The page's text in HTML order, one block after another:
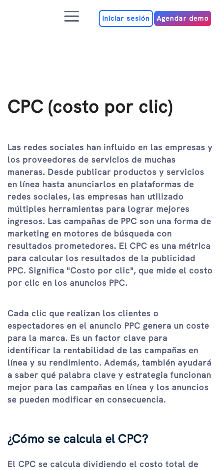
MenúIniciar sesión Agendar demo
CPC (costo por clic)
Las redes sociales han influido en las empresas y
los proveedores de servicios de muchas
maneras. Desde publicar productos y servicios
en línea hasta anunciarlos en plataformas de
redes sociales, las empresas han utilizado
múltiples herramientas para lograr mejores
ingresos. Las campañas de PPC son una forma de
marketing en motores de búsqueda con
resultados prometedores. El CPC es una métrica
para calcular los resultados de la publicidad
PPC. Significa "Costo por clic", que mide el costo
por clic en los anuncios PPC.
Cada clic que realizan los clientes o
espectadores en el anuncio PPC genera un coste
para la marca. Es un factor clave para
identificar la rentabilidad de las campañas en
línea y su rendimiento. Además, también ayudará
a saber qué palabra clave y estrategia funcionan
mejor para las campañas en línea y los anuncios
se pueden modificar en consecuencia.
¿Cómo se calcula el CPC?
El CPC se calcula dividiendo el costo total de